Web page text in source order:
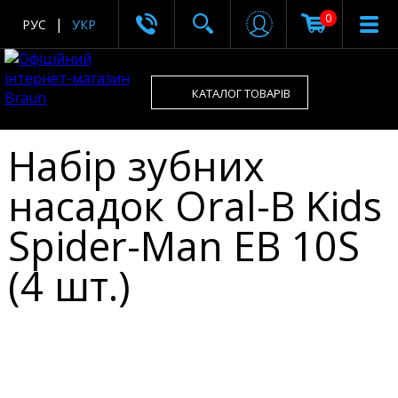
0
РУС УКР
КАТАЛОГ ТОВАРІВ
Набір зубних
насадок Oral-B Kids
Spider-Man EB 10S
(4 шт.)